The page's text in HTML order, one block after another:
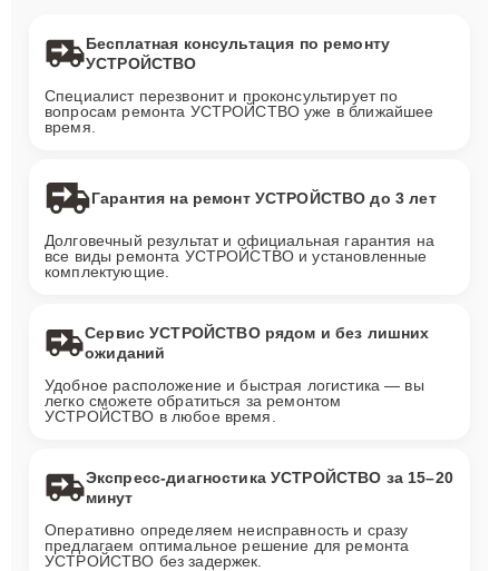
Бесплатная консультация по ремонту
УСТРОЙСТВО
Специалист перезвонит и проконсультирует по
вопросам ремонта УСТРОЙСТВО уже в ближайшее
время.
Гарантия на ремонт УСТРОЙСТВО до 3 лет
Долговечный результат и официальная гарантия на
все виды ремонта УСТРОЙСТВО и установленные
комплектующие.
Сервис УСТРОЙСТВО рядом и без лишних
ожиданий
Удобное расположение и быстрая логистика — вы
легко сможете обратиться за ремонтом
УСТРОЙСТВО в любое время.
Экспресс-диагностика УСТРОЙСТВО за 15–20
минут
Оперативно определяем неисправность и сразу
предлагаем оптимальное решение для ремонта
УСТРОЙСТВО без задержек.